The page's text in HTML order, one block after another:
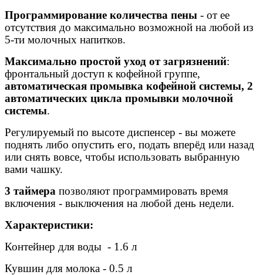
Программирование количества пены - от ее
отсутствия до максимально возможной на любой из
5-ти молочных напитков.
Максимально простой уход от загрязнений:
фронтальный доступ к кофейной группе,
автоматическая промывка кофейной системы, 2
автоматических цикла промывки молочной
системы.
Регулируемый по высоте диспенсер - вы можете
поднять либо опустить его, подать вперёд или назад
или снять вовсе, чтобы использовать выбранную
вами чашку.
3 таймера позволяют программировать время
включения - выключения на любой день недели.
Характеристики:
Контейнер для воды - 1.6 л
Кувшин для молока - 0.5 л